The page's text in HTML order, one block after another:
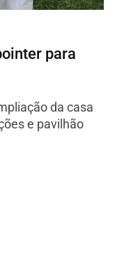
para
da casa
e pavilhão